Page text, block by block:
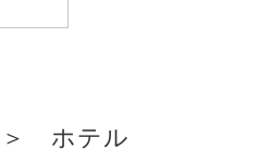
ホテル